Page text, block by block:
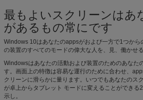
最もよいスクリーンはあ
があるもの常にです
Windows 10はあなたのappsがおよび一方で1つから
の装置のすべてのモードの偉大な人を、見、働かせ
Windowsはあなたの活動および装置のためのあなた
す。画面上の特徴は容易な運行のために合わせ、
クリーンに滑らかに量ります。いつでもあなたのス
が卓上からタブレット モードに変えることができる
示し。